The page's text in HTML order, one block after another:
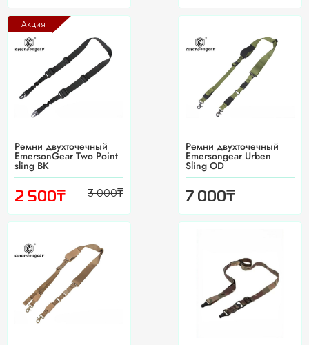
Ремни двухточечный
EmersonGear Two Point
sling BK
2 500₸ 3 000₸
Акция
Ремни двухточечный
Emersongear Urben
Sling OD
7 000₸